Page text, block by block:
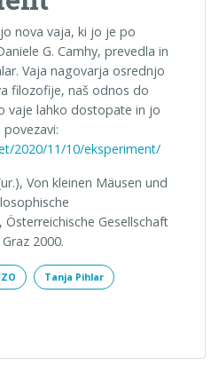
nova vaja, ki jo je po
G. Camhy, prevedla in
Vaja nagovarja osrednjo
filozofije, naš odnos do
vaje lahko dostopate in jo
2020/11/10/eksperiment/
Von kleinen Mäusen und
Gesellschaft
2000.
Tanja Pihlar